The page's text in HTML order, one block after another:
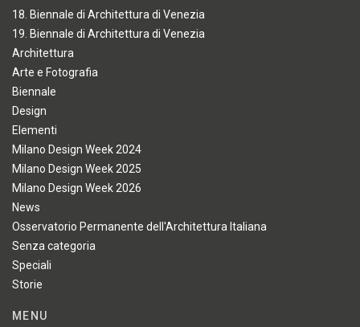
18. Biennale di Architettura di Venezia
19. Biennale di Architettura di Venezia
Architettura
Arte e Fotografia
Biennale
Design
Elementi
Milano Design Week 2024
Milano Design Week 2025
Milano Design Week 2026
News
Osservatorio Permanente dell'Architettura Italiana
Senza categoria
Speciali
Storie
MENU